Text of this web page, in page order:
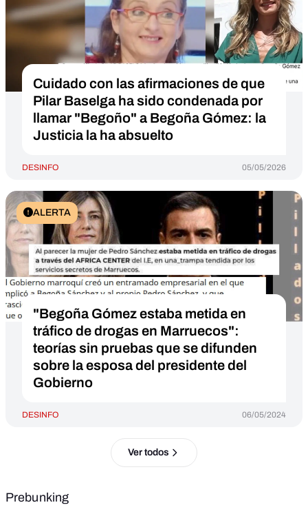
Cuidado con las afirmaciones de que
Pilar Baselga ha sido condenada por
llamar "Begoño" a Begoña Gómez: la
Justicia la ha absuelto
DESINFO 05/05/2026
ALERTA
"Begoña Gómez estaba metida en
tráfico de drogas en Marruecos":
teorías sin pruebas que se difunden
sobre la esposa del presidente del
Gobierno
DESINFO 06/05/2024
Ver todos
Prebunking